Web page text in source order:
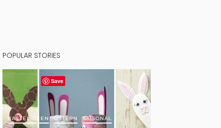
POPULAR STORIES
Save
BASTELIDEEN OSTERN SAISONAL